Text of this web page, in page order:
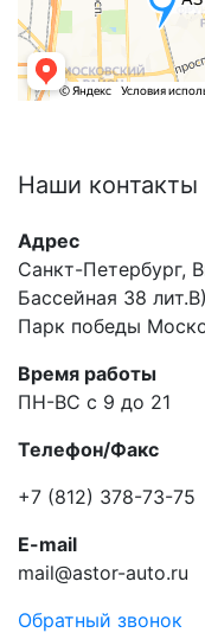
Наши контакты
Адрес
Санкт-Петербург,
Бассейная 38 лит.В)
Парк победы
Время работы
ПН-ВС с 9 до 21
Телефон/Факс
+7 (812) 378-73-75
E-mail
mail@astor-auto.ru
Обратный звонок